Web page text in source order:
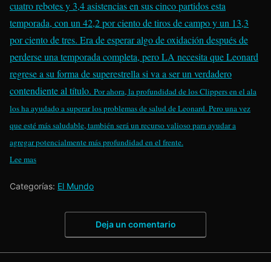
cuatro rebotes y 3,4 asistencias en sus cinco partidos esta
temporada, con un 42,2 por ciento de tiros de campo y un 13,3
por ciento de tres. Era de esperar algo de oxidación después de
perderse una temporada completa, pero LA necesita que Leonard
regrese a su forma de superestrella si va a ser un verdadero
contendiente al título. Por ahora, la profundidad de los Clippers en el ala
los ha ayudado a superar los problemas de salud de Leonard. Pero una vez
que esté más saludable, también será un recurso valioso para ayudar a
agregar potencialmente más profundidad en el frente.
Lee mas
Categorías: El Mundo
Deja un comentario